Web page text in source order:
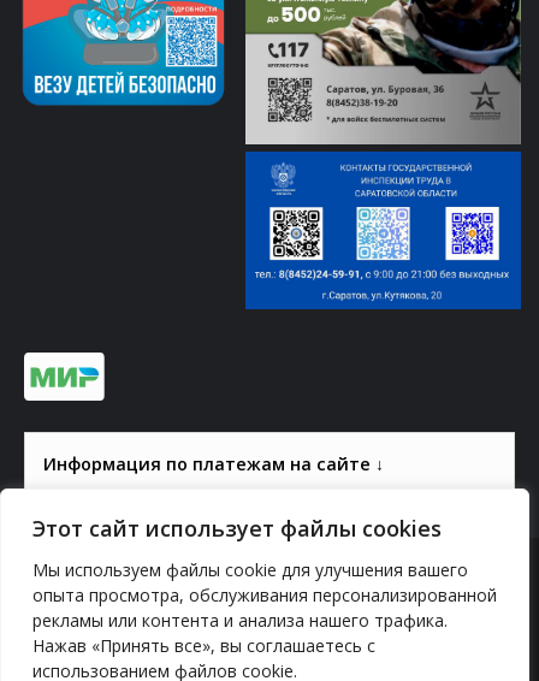
Этот сайт использует файлы cookies
Мы используем файлы cookie для улучшения вашего
опыта просмотра, обслуживания персонализированной
рекламы или контента и анализа нашего трафика.
Нажав «Принять все», вы соглашаетесь с
использованием файлов cookie.
Информация по платежам на сайте ↓
© 2000-2026, ГАУК СОМ КВЦ
Политика конфиденциальности